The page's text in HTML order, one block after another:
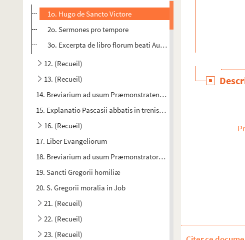
1o. Hugo de Sancto Victore
2o. Sermones pro tempore
3o. Excerpta de libro florum beati Augustini episcopi
12. (Recueil)
13. (Recueil)
14. Breviarium ad usum Præmonstratensium
15. Explanatio Pascasii abbatis in trenis Jeremie
16. (Recueil)
17. Liber Evangeliorum
18. Breviarium ad usum Præmonstratorum
19. Sancti Gregorii homiliæ
20. S. Gregorii moralia in Job
21. (Recueil)
22. (Recueil)
23. (Recueil)